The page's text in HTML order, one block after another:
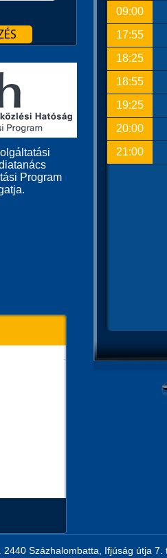
09:00
17:55
18:25
18:55
19:25
20:00
21:00
Program
2440 Százhalombatta, Ifjúság útja